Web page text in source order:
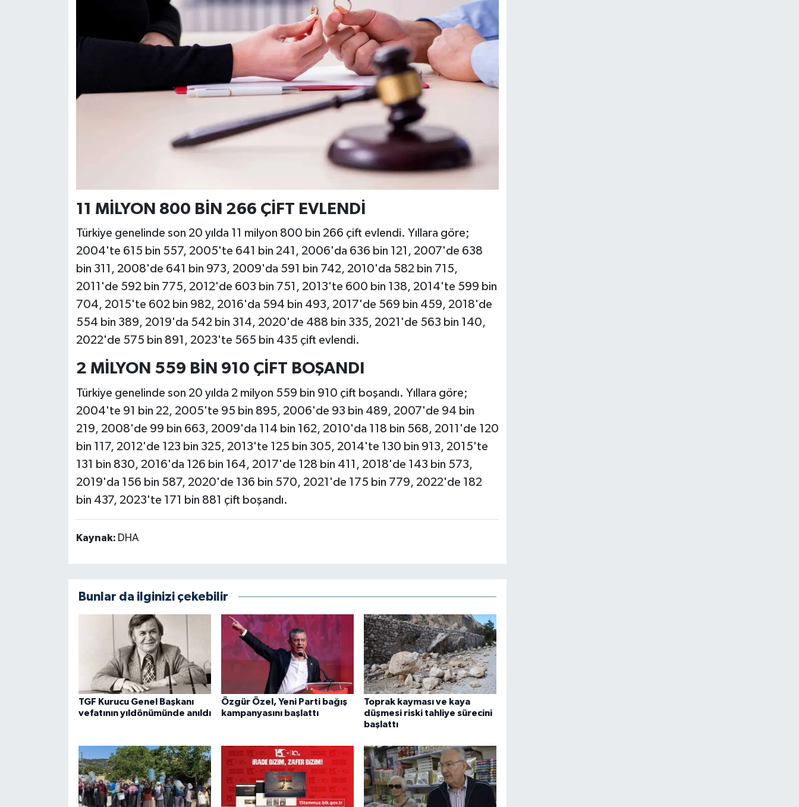
11 MİLYON 800 BİN 266 ÇİFT EVLENDİ
Türkiye genelinde son 20 yılda 11 milyon 800 bin 266 çift evlendi. Yıllara göre;
2004'te 615 bin 557, 2005'te 641 bin 241, 2006'da 636 bin 121, 2007'de 638
bin 311, 2008'de 641 bin 973, 2009'da 591 bin 742, 2010'da 582 bin 715,
2011'de 592 bin 775, 2012'de 603 bin 751, 2013'te 600 bin 138, 2014'te 599 bin
704, 2015'te 602 bin 982, 2016'da 594 bin 493, 2017'de 569 bin 459, 2018'de
554 bin 389, 2019'da 542 bin 314, 2020'de 488 bin 335, 2021'de 563 bin 140,
2022'de 575 bin 891, 2023'te 565 bin 435 çift evlendi.
2 MİLYON 559 BİN 910 ÇİFT BOŞANDI
Türkiye genelinde son 20 yılda 2 milyon 559 bin 910 çift boşandı. Yıllara göre;
2004'te 91 bin 22, 2005'te 95 bin 895, 2006'de 93 bin 489, 2007'de 94 bin
219, 2008'de 99 bin 663, 2009'da 114 bin 162, 2010'da 118 bin 568, 2011'de 120
bin 117, 2012'de 123 bin 325, 2013'te 125 bin 305, 2014'te 130 bin 913, 2015'te
131 bin 830, 2016'da 126 bin 164, 2017'de 128 bin 411, 2018'de 143 bin 573,
2019'da 156 bin 587, 2020'de 136 bin 570, 2021'de 175 bin 779, 2022'de 182
bin 437, 2023'te 171 bin 881 çift boşandı.
Kaynak: DHA
Bunlar da ilginizi çekebilir
TGF Kurucu Genel Başkanı
vefatının yıldönümünde anıldı
Özgür Özel, Yeni Parti bağış
kampanyasını başlattı
Toprak kayması ve kaya
düşmesi riski tahliye sürecini
başlattı